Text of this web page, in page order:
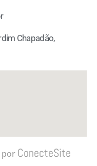
Chapadão,
por ConecteSite